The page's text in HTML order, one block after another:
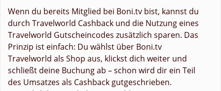
Wenn du bereits Mitglied bei Boni.tv bist, kannst du
durch Travelworld Cashback und die Nutzung eines
Travelworld Gutscheincodes zusätzlich sparen. Das
Prinzip ist einfach: Du wählst über Boni.tv
Travelworld als Shop aus, klickst dich weiter und
schließt deine Buchung ab – schon wird dir ein Teil
des Umsatzes als Cashback gutgeschrieben.